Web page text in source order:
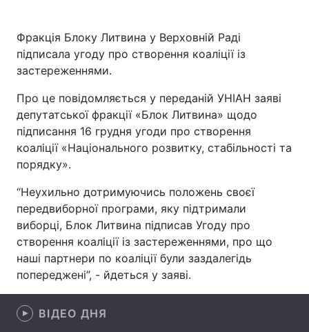
Головна Війна
Україна
Фракція Блоку Литвина у Верховній Раді
підписала угоду про створення коаліції із
застереженнями.
Про це повідомляється у переданій УНІАН заяві
депутатської фракції «Блок Литвина» щодо
підписання 16 грудня угоди про створення
коаліції «Національного розвитку, стабільності та
порядку».
“Неухильно дотримуючись положень своєї
передвиборної програми, яку підтримали
виборці, Блок Литвина підписав Угоду про
створення коаліції із застереженнями, про що
наші партнери по коаліції були заздалегідь
попереджені”, - йдеться у заяві.
ВІДЕО ДНЯ